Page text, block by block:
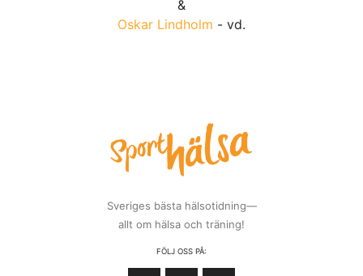
personal och inte minst pris.
”Hos oss ska alla känna sig
hemma – det är viktigt för oss!”